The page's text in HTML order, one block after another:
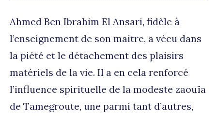
Ahmed Ben Ibrahim El Ansari, fidèle à
l’enseignement de son maitre, a vécu dans
la piété et le détachement des plaisirs
matériels de la vie. Il a en cela renforcé
l’influence spirituelle de la modeste zaouïa
de Tamegroute, une parmi tant d’autres,